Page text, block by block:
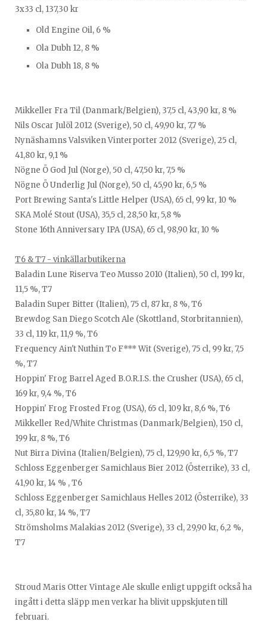
3x33 cl, 137,30 kr
Old Engine Oil, 6 %
Ola Dubh 12, 8 %
Ola Dubh 18, 8 %
Mikkeller Fra Til (Danmark/Belgien), 37,5 cl, 43,90 kr, 8 %
Nils Oscar Julöl 2012 (Sverige), 50 cl, 49,90 kr, 7,7 %
Nynäshamns Valsviken Vinterporter 2012 (Sverige), 25 cl,
41,80 kr, 9,1 %
Nögne Ö God Jul (Norge), 50 cl, 47,50 kr, 7,5 %
Nögne Ö Underlig Jul (Norge), 50 cl, 45,90 kr, 6,5 %
Port Brewing Santa's Little Helper (USA), 65 cl, 99 kr, 10 %
SKA Molé Stout (USA), 35,5 cl, 28,50 kr, 5,8 %
Stone 16th Anniversary IPA (USA), 65 cl, 98,90 kr, 10 %
T6 & T7 - vinkällarbutikerna
Baladin Lune Riserva Teo Musso 2010 (Italien), 50 cl, 199 kr,
11,5 %, T7
Baladin Super Bitter (Italien), 75 cl, 87 kr, 8 %, T6
Brewdog San Diego Scotch Ale (Skottland, Storbritannien),
33 cl, 119 kr, 11,9 %, T6
Frequency Ain't Nuthin To F*** Wit (Sverige), 75 cl, 99 kr, 7,5
%, T7
Hoppin' Frog Barrel Aged B.O.R.I.S. the Crusher (USA), 65 cl,
169 kr, 9,4 %, T6
Hoppin' Frog Frosted Frog (USA), 65 cl, 109 kr, 8,6 %, T6
Mikkeller Red/White Christmas (Danmark/Belgien), 150 cl,
199 kr, 8 %, T6
Nut Birra Divina (Italien/Belgien), 75 cl, 129,90 kr, 6,5 %, T7
Schloss Eggenberger Samichlaus Bier 2012 (Österrike), 33 cl,
41,90 kr, 14 % , T6
Schloss Eggenberger Samichlaus Helles 2012 (Österrike), 33
cl, 35,80 kr, 14 %, T7
Strömsholms Malakias 2012 (Sverige), 33 cl, 29,90 kr, 6,2 %,
T7
Stroud Maris Otter Vintage Ale skulle enligt uppgift också ha
ingått i detta släpp men verkar ha blivit uppskjuten till
februari.